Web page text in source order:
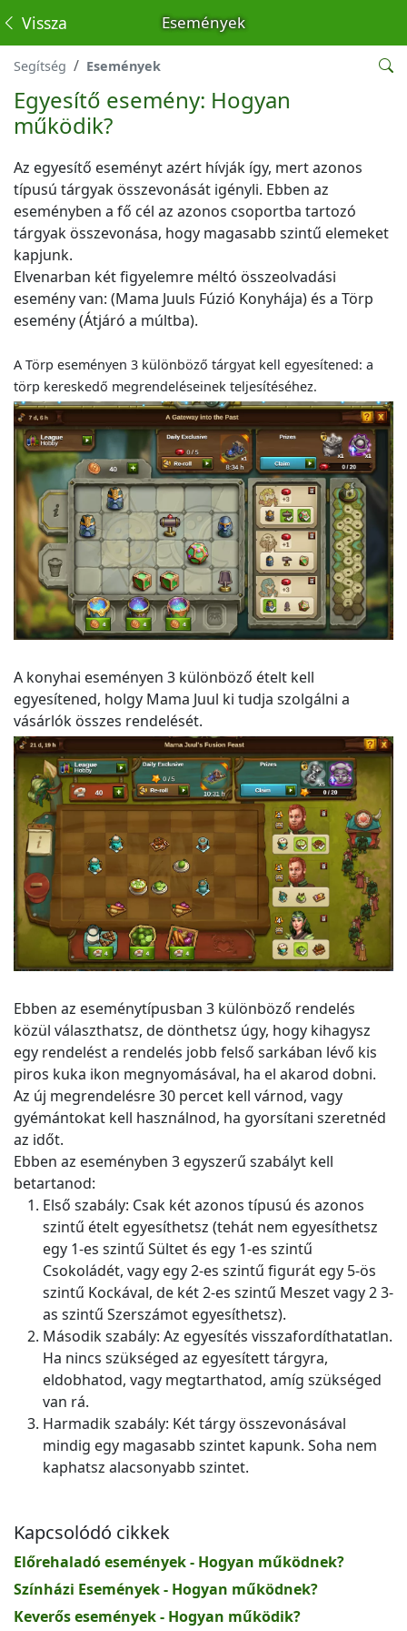
Események
Vissza
Segítség Események
Egyesítő esemény: Hogyan
működik?
Az egyesítő eseményt azért hívják így, mert azonos
típusú tárgyak összevonását igényli. Ebben az
eseményben a fő cél az azonos csoportba tartozó
tárgyak összevonása, hogy magasabb szintű elemeket
kapjunk.
Elvenarban két figyelemre méltó összeolvadási
esemény van: (Mama Juuls Fúzió Konyhája) és a Törp
esemény (Átjáró a múltba).
A Törp eseményen 3 különböző tárgyat kell egyesítened: a
törp kereskedő megrendeléseinek teljesítéséhez.
A konyhai eseményen 3 különböző ételt kell
egyesítened, holgy Mama Juul ki tudja szolgálni a
vásárlók összes rendelését.
Ebben az eseménytípusban 3 különböző rendelés
közül választhatsz, de dönthetsz úgy, hogy kihagysz
egy rendelést a rendelés jobb felső sarkában lévő kis
piros kuka ikon megnyomásával, ha el akarod dobni.
Az új megrendelésre 30 percet kell várnod, vagy
gyémántokat kell használnod, ha gyorsítani szeretnéd
az időt.
Ebben az eseményben 3 egyszerű szabályt kell
betartanod:
Első szabály: Csak két azonos típusú és azonos
szintű ételt egyesíthetsz (tehát nem egyesíthetsz
egy 1-es szintű Sültet és egy 1-es szintű
Csokoládét, vagy egy 2-es szintű figurát egy 5-ös
szintű Kockával, de két 2-es szintű Meszet vagy 2 3-
as szintű Szerszámot egyesíthetsz).
Második szabály: Az egyesítés visszafordíthatatlan.
Ha nincs szükséged az egyesített tárgyra,
eldobhatod, vagy megtarthatod, amíg szükséged
van rá.
Harmadik szabály: Két tárgy összevonásával
mindig egy magasabb szintet kapunk. Soha nem
kaphatsz alacsonyabb szintet.
Kapcsolódó cikkek
Előrehaladó események - Hogyan működnek?
Színházi Események - Hogyan működnek?
Keverős események - Hogyan működik?